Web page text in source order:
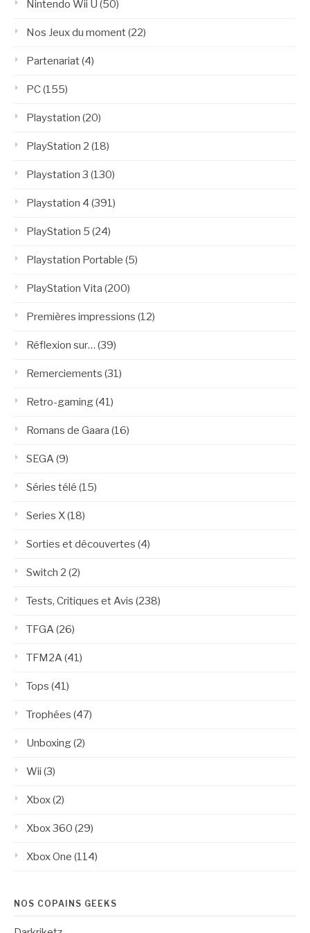
Nintendo Wii U (50)
Nos Jeux du moment(22)
Partenariat(4)
PC(155)
Playstation (20)
PlayStation 2 (18)
Playstation 3 (130)
Playstation 4 (391)
PlayStation 5 (24)
Playstation Portable (5)
PlayStation Vita (200)
Premières impressions (12)
Réflexion sur… (39)
Remerciements (31)
Retro-gaming(41)
Romans de Gaara (16)
SEGA(9)
Séries télé (15)
Series X(18)
Sorties et découvertes (4)
Switch 2 (2)
Tests, Critiques et Avis (238)
TFGA(26)
TFM2A(41)
Tops (41)
Trophées (47)
Unboxing(2)
Wii (3)
Xbox(2)
Xbox 360 (29)
Xbox One (114)
NOS COPAINS GEEKS